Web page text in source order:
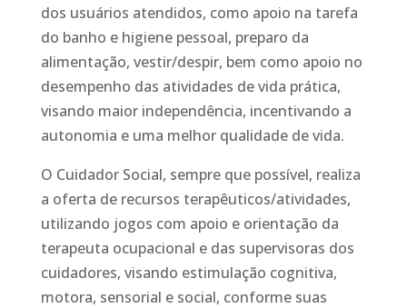
dos usuários atendidos, como apoio na tarefa
do banho e higiene pessoal, preparo da
alimentação, vestir/despir, bem como apoio no
desempenho das atividades de vida prática,
visando maior independência, incentivando a
autonomia e uma melhor qualidade de vida.
O Cuidador Social, sempre que possível, realiza
a oferta de recursos terapêuticos/atividades,
utilizando jogos com apoio e orientação da
terapeuta ocupacional e das supervisoras dos
cuidadores, visando estimulação cognitiva,
motora, sensorial e social, conforme suas